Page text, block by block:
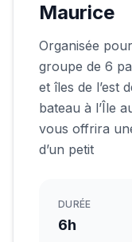
Maurice
Organisée
groupe de 6
et îles de l’est
bateau à l’Île
vous offrira
d’un petit
DURÉE
6h